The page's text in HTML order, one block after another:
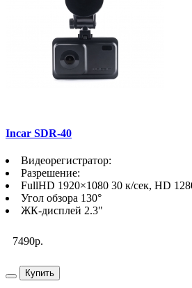
Incar SDR-40
Видеорегистратор:
Разрешение:
FullHD 1920×1080 30 к/сек, HD
Угол обзора 130°
ЖК-дисплей 2.3"
7490р.
Купить